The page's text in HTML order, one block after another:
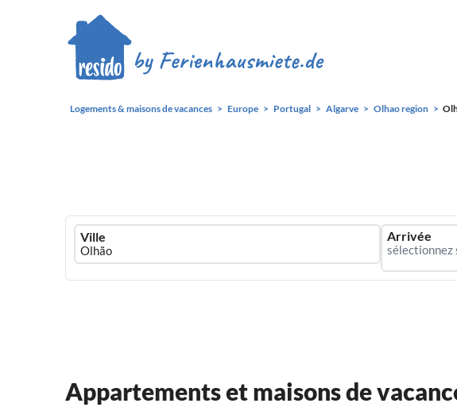
Logements & maisons de vacances Europe Portugal Algarve Olhao region
Ferienhausmiete
logo
Ville Arrivée
Appartements et maisons de